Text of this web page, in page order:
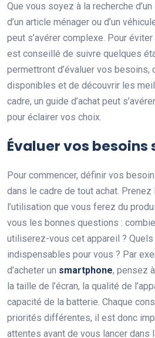
Que vous soyez à la recherche
d’un article ménager ou d’un
peut s’avérer complexe. Pour
est conseillé de suivre quelques
permettront d’évaluer vos
disponibles et de découvrir les
cadre, un guide d’achat peut
pour éclairer vos choix.
Évaluer vos
Pour commencer, définir vos
dans le cadre de tout achat.
l’utilisation que vous ferez du
vous les bonnes questions :
utiliserez-vous cet appareil ?
indispensables pour vous ? Par
d’acheter un smartphone, pensez
la taille de l’écran, la qualité de
capacité de la batterie. Chaque
priorités différentes, il est donc
attentes avant de vous lancer dans